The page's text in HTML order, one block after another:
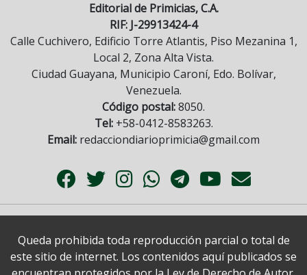
Editorial de Primicias, C.A.
RIF: J-29913424-4
Calle Cuchivero, Edificio Torre Atlantis, Piso Mezanina 1,
Local 2, Zona Alta Vista.
Ciudad Guayana, Municipio Caroní, Edo. Bolívar,
Venezuela.
Código postal:8050.
Tel:+58-0412-8583263.
Email: redacciondiarioprimicia@gmail.com
Queda prohibida toda reproducción parcial o total de
este sitio de internet. Los contenidos aquí publicados se